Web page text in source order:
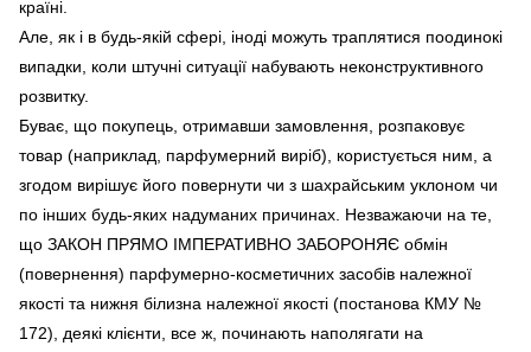
країні.
Але, як і в будь-якій сфері, іноді можуть траплятися поодинокі
випадки, коли штучні ситуації набувають неконструктивного
розвитку.
Буває, що покупець, отримавши замовлення, розпаковує
товар (наприклад, парфумерний виріб), користується ним, а
згодом вирішує його повернути чи з шахрайським уклоном чи
по інших будь-яких надуманих причинах. Незважаючи на те,
що ЗАКОН ПРЯМО ІМПЕРАТИВНО ЗАБОРОНЯЄ обмін
(повернення) парфумерно-косметичних засобів належної
якості та нижня білизна належної якості (постанова КМУ №
172), деякі клієнти, все ж, починають наполягати на